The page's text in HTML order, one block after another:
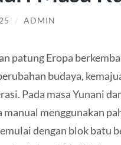
/ ADMIN
patung Eropa
budaya,
Pada masa Yunani
manual menggunakan
dengan blok batu